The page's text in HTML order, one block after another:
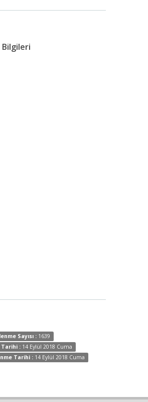
Bilgileri
Sayısı : 1639
Tarihi : 14 Eylül 2018 Cuma
Tarihi : 14 Eylül 2018 Cuma